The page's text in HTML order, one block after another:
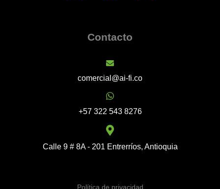
Contacto
comercial@ai-fi.co
+57 322 543 8276
Calle 9 # 8A - 201 Entrerríos, Antioquia
Política de privacidad